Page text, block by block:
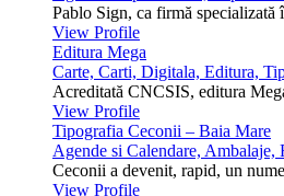
Pablo Sign, ca firmă
View Profile
Editura Mega
Carte, Carti, Digitala, Editura,
Acreditată CNCSIS, editura
View Profile
Tipografia Ceconii – Baia Mare
Agende si Calendare,
Ceconii a devenit, rapid, un
View Profile